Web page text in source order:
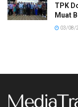
TPK
Muat
03/08/